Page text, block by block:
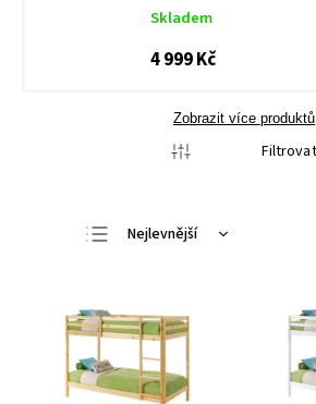
Skladem
4 999 Kč
Zobrazit více produktů
Nejlevnější
Abecedně